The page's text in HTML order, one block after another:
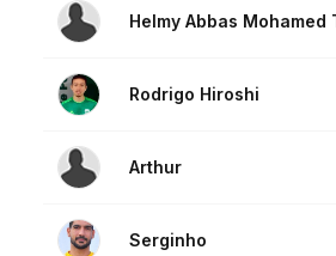
Helmy Abbas Mohamed
Rodrigo Hiroshi
Arthur
Serginho